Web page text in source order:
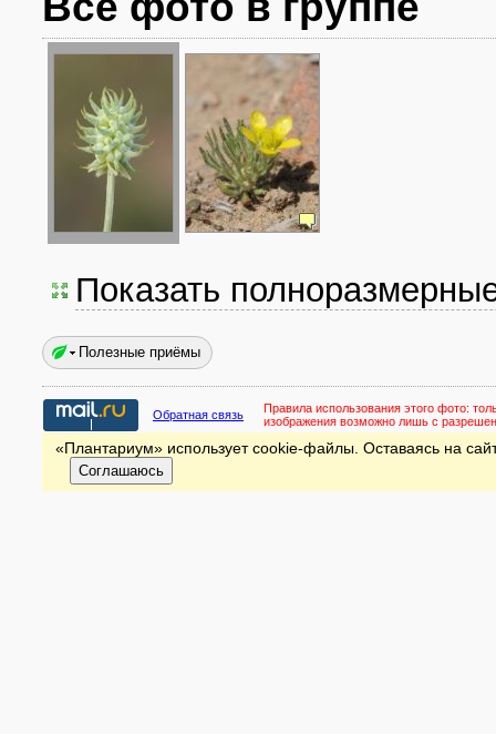
Показать
Полезные приёмы
Обратная связь Правила использования этого фото:
изображения возможно лишь с
«Плантариум» использует cookie-файлы. Оставаясь на
Соглашаюсь